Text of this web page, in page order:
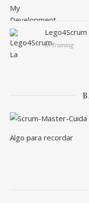
Lego4Scrum
In Training
Algo para recordar